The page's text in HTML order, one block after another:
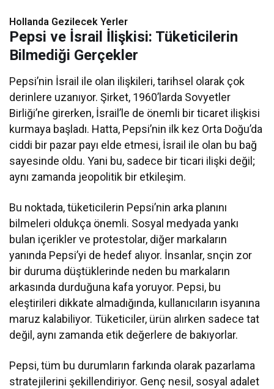
Hollanda Gezilecek Yerler
Pepsi ve İsrail İlişkisi: Tüketicilerin
Bilmediği Gerçekler
Pepsi’nin İsrail ile olan ilişkileri, tarihsel olarak çok
derinlere uzanıyor. Şirket, 1960’larda Sovyetler
Birliği’ne girerken, İsrail’le de önemli bir ticaret ilişkisi
kurmaya başladı. Hatta, Pepsi’nin ilk kez Orta Doğu’da
ciddi bir pazar payı elde etmesi, İsrail ile olan bu bağ
sayesinde oldu. Yani bu, sadece bir ticari ilişki değil;
aynı zamanda jeopolitik bir etkileşim.
Bu noktada, tüketicilerin Pepsi’nin arka planını
bilmeleri oldukça önemli. Sosyal medyada yankı
bulan içerikler ve protestolar, diğer markaların
yanında Pepsi’yi de hedef alıyor. İnsanlar, snçin zor
bir duruma düştüklerinde neden bu markaların
arkasında durduğuna kafa yoruyor. Pepsi, bu
eleştirileri dikkate almadığında, kullanıcıların isyanına
maruz kalabiliyor. Tüketiciler, ürün alırken sadece tat
değil, aynı zamanda etik değerlere de bakıyorlar.
Pepsi, tüm bu durumların farkında olarak pazarlama
stratejilerini şekillendiriyor. Genç nesil, sosyal adalet